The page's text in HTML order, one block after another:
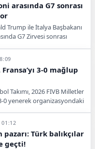
arasında G7 sonrası
Trump ile İtalya Başbakanı
G7 Zirvesi sonrası
3-0 mağlup
Takımı, 2026 FIVB Milletler
3-0 yenerek organizasyondaki
01:12
Türk balıkçılar
geçti!